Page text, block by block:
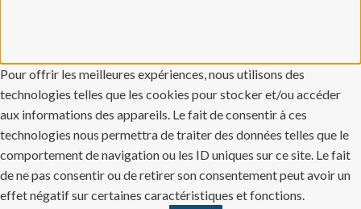
Pour offrir les meilleures expériences, nous utilisons des
technologies telles que les cookies pour stocker et/ou accéder
aux informations des appareils. Le fait de consentir à ces
technologies nous permettra de traiter des données telles que le
comportement de navigation ou les ID uniques sur ce site. Le fait
de ne pas consentir ou de retirer son consentement peut avoir un
effet négatif sur certaines caractéristiques et fonctions.